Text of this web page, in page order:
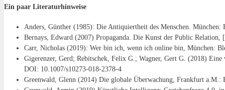
Ein paar Literaturhinweise
Anders, Günther (1985): Die Antiquiertheit des Menschen. München:
Bernays, Edward (2007) Propaganda. Die Kunst der Public Relation,
Carr, Nicholas (2019): Wer bin ich, wenn ich online bin, München:
Gigerenzer, Gerd; Rebitschek, Felix G.; Wagner, Gert G. (2018)
DOI: 10.1007/s10273-018-2378-4
Greenwald, Glenn (2014) Die globale Überwachung, Frankfurt a.M.: